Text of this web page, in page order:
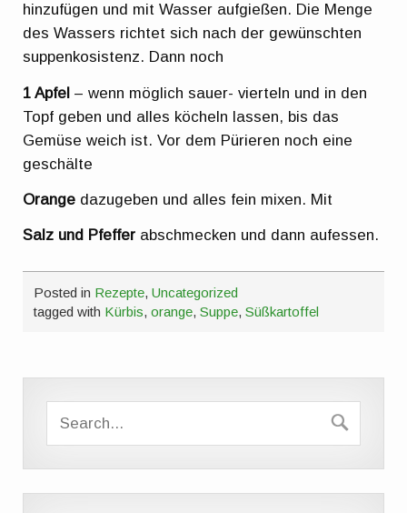
hinzufügen und mit Wasser aufgießen. Die Menge
des Wassers richtet sich nach der gewünschten
suppenkosistenz. Dann noch
1 Apfel– wenn möglich sauer- vierteln und in den
Topf geben und alles köcheln lassen, bis das
Gemüse weich ist. Vor dem Pürieren noch eine
geschälte
Orange dazugeben und alles fein mixen. Mit
Salz und Pfeffer abschmecken und dann aufessen.
Posted in Rezepte,Uncategorized
tagged with Kürbis,orange,Suppe,Süßkartoffel